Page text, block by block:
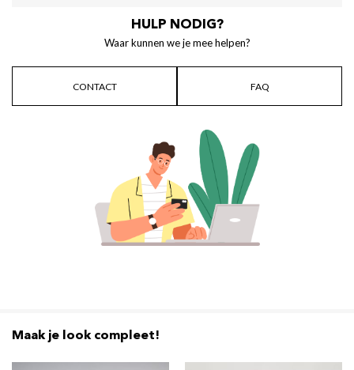
HULP NODIG?
Waar kunnen we je mee helpen?
CONTACT FAQ
Maak je look compleet!